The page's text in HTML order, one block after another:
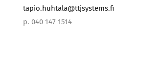
tapio.huhtala@ttjsystems.fi
p. 040 147 1514